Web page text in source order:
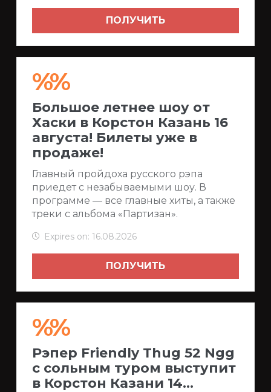
ПОЛУЧИТЬ
%%
Большое летнее шоу от
Хаски в Корстон Казань 16
августа! Билеты уже в
продаже!
Главный пройдоха русского рэпа
приедет с незабываемыми шоу. В
программе — все главные хиты, а также
треки с альбома «Партизан».
Expires on: 16.08.2026
ПОЛУЧИТЬ
%%
Рэпер Friendly Thug 52 Ngg
с сольным туром выступит
в Корстон Казани 14...